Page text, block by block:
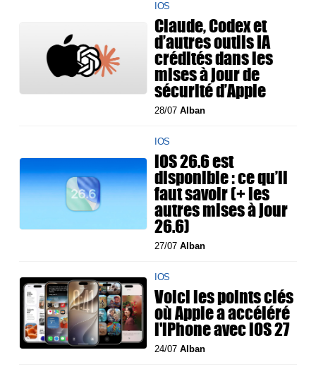
IOS
Claude, Codex et
d’autres outils IA
crédités dans les
mises à jour de
sécurité d’Apple
28/07Alban
IOS
iOS 26.6 est
disponible : ce qu’il
faut savoir (+ les
autres mises à jour
26.6)
27/07Alban
IOS
Voici les points clés
où Apple a accéléré
l'iPhone avec iOS 27
24/07Alban